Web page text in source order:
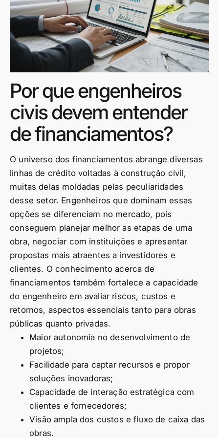
Por que engenheiros
civis devem entender
de financiamentos?
O universo dos financiamentos abrange diversas
linhas de crédito voltadas à construção civil,
muitas delas moldadas pelas peculiaridades
desse setor. Engenheiros que dominam essas
opções se diferenciam no mercado, pois
conseguem planejar melhor as etapas de uma
obra, negociar com instituições e apresentar
propostas mais atraentes a investidores e
clientes. O conhecimento acerca de
financiamentos também fortalece a capacidade
do engenheiro em avaliar riscos, custos e
retornos, aspectos essenciais tanto para obras
públicas quanto privadas.
Maior autonomia no desenvolvimento de
projetos;
Facilidade para captar recursos e propor
soluções inovadoras;
Capacidade de interação estratégica com
clientes e fornecedores;
Visão ampla dos custos e fluxo de caixa das
obras.